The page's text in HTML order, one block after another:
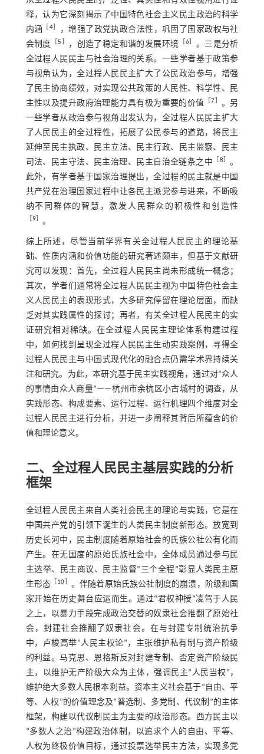
释，认为它深刻揭示了中国特色社会主义民主政治的科学
内涵
4］
，增强了政党执政合法性，巩固了国家政权与社
会制度
［5 ，创造了稳定和谐的发展环境 6］ 。三是分析
全过程人民民主与社会治理的关系。一些学者基于政策参
与视角认为，全过程人民民主扩大了公民政治参与，增强
了民主协商绩效，对实现公共政策的人民性、科学性、民
主性以及提升政府治理能力具有极为重要的价值 ［7
。另
一些学者从政治参与视角出发认为，全过程人民民主扩大
了人民民主的全过程性，拓展了公民参与的道路，将民主
延伸至民主执政、民主立法、民主行政、民主监察、民主
司法、民主守法、民主治理、民主自治全链条之中
8
。
此外，有学者基于国家治理提出，全过程的民主就是中国
共产党在治理国家过程中让各民主派党参与进来，不断吸
纳不同群体的智慧，激发人民群众的积极性和创造性
9］ 。
综上所述，尽管当前学界有关全过程人民民主的理论基
础、性质内涵和价值功能的研究著述颇丰，但基于文献研
究可以发现：首先，全过程人民民主尚未形成统一概念；
其次，学者们通常将全过程人民民主视为中国特色社会主
义人民民主的表现形式，大多研究停留在理论层面，而缺
乏对其实践属性的探讨；再者，有关全过程人民民主的实
证研究相对稀缺。在全过程人民民主理论体系构建过程
中，如何找到呈现全过程人民民主生动实践案例，寻得全
过程人民民主与中国式现代化的融合点仍需学术界持续关
注和研究。为此，本研究基于民主实践视角，通过对“众人
的事情由众人商量”——杭州市余杭区小古城村的调查，从
实践形态、构成要素、运行过程、运行机理四个维度对全
过程人民民主进行分析，并进一步阐释其背后所蕴含的价
值和理论意义。
二、全过程人民民主基层实践的分析
框架
全过程人民民主来自人类社会民主的理论与实践，它是在
中国共产党的引领下诞生的人类民主制度新形态。放宽到
历史长河中，民主制度随着原始社会的氏族公社公有化而
产生。在无国度的原始氏族社会中，全体成员通过参与民
主选举、民主商议、民主监督“三个全程”彰显人类民主原
生形态
10
。伴随着原始氏族公社制度的崩溃，阶级和国
家开始在历史舞台应运而生。通过“君权神授”凌驾于人民
之上，以暴力手段完成政治交替的奴隶社会推翻了原始社
会，封建社会推翻了奴隶社会。在与封建专制统治抗争
中，卢梭高举“人民主权论”，主张维护私有制与资产阶级
的利益。马克思、恩格斯反对封建专制、否定资产阶级民
主，以维护无产阶级大众为主体，强调民主“人民当权”，
维护绝大多数人民根本利益。资本主义社会基于“自由、平
等、人权”的价值理念及“普选制、多党制、代议制”的主体
框架，构建以代议制民主为主要的政治形态。西方民主以
“多数人之治”构建政治体制，以追求个人的自由、平等、
人权为终极价值目标，通过投票选举民主方法，实现多党